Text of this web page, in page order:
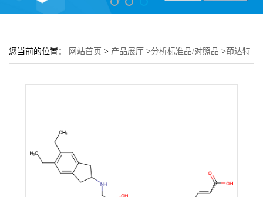
您当前的位置： 网站首页 > 产品展厅 >分析标准品/对照品 >茚达特